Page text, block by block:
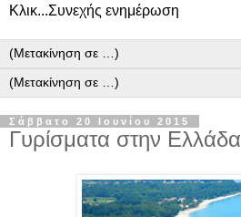
Κλικ...Συνεχής ενημέρωση
Σάββατο 20 Ιουνίου 2015
Γυρίσματα στην Ελλάδα